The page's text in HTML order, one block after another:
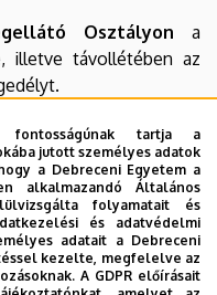
tartja a
jutott személyes adatok
a Debreceni Egyetem a
alkalmazandó Általános
folyamatait és
és adatvédelmi
adatait a Debreceni
kezelte, megfelelve az
A GDPR előírásait
Osztályon a
illetve távollétében az
mindennap
a kórtermen kívüli (park,
javasolt.
időpontban látogatás